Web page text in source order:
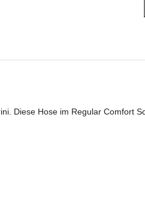
Diese Hose im Regular Comfort